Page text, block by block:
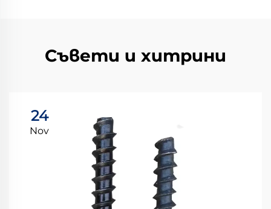
Съвети и хитрини
24
Nov